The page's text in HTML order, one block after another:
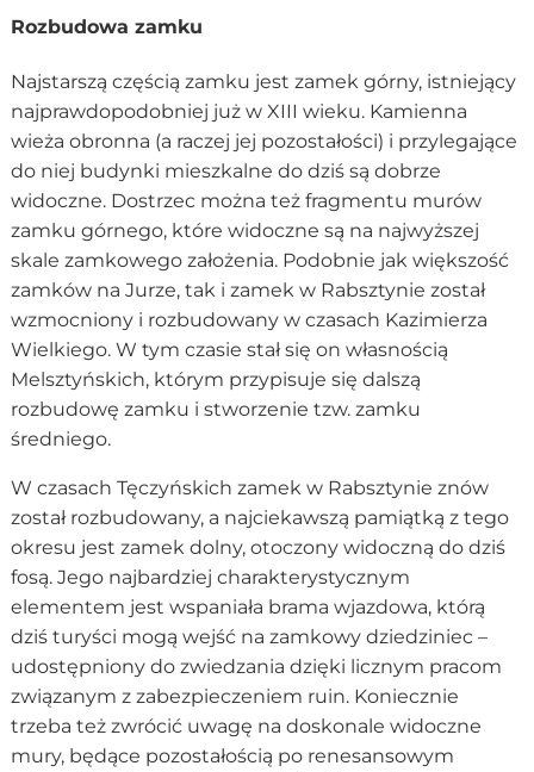
Rozbudowa zamku
Najstarszą częścią zamku jest zamek górny, istniejący
najprawdopodobniej już w XIII wieku. Kamienna
wieża obronna (a raczej jej pozostałości) i przylegające
do niej budynki mieszkalne do dziś są dobrze
widoczne. Dostrzec można też fragmentu murów
zamku górnego, które widoczne są na najwyższej
skale zamkowego założenia. Podobnie jak większość
zamków na Jurze, tak i zamek w Rabsztynie został
wzmocniony i rozbudowany w czasach Kazimierza
Wielkiego. W tym czasie stał się on własnością
Melsztyńskich, którym przypisuje się dalszą
rozbudowę zamku i stworzenie tzw. zamku
średniego.
W czasach Tęczyńskich zamek w Rabsztynie znów
został rozbudowany, a najciekawszą pamiątką z tego
okresu jest zamek dolny, otoczony widoczną do dziś
fosą. Jego najbardziej charakterystycznym
elementem jest wspaniała brama wjazdowa, którą
dziś turyści mogą wejść na zamkowy dziedziniec –
udostępniony do zwiedzania dzięki licznym pracom
związanym z zabezpieczeniem ruin. Koniecznie
trzeba też zwrócić uwagę na doskonale widoczne
mury, będące pozostałością po renesansowym